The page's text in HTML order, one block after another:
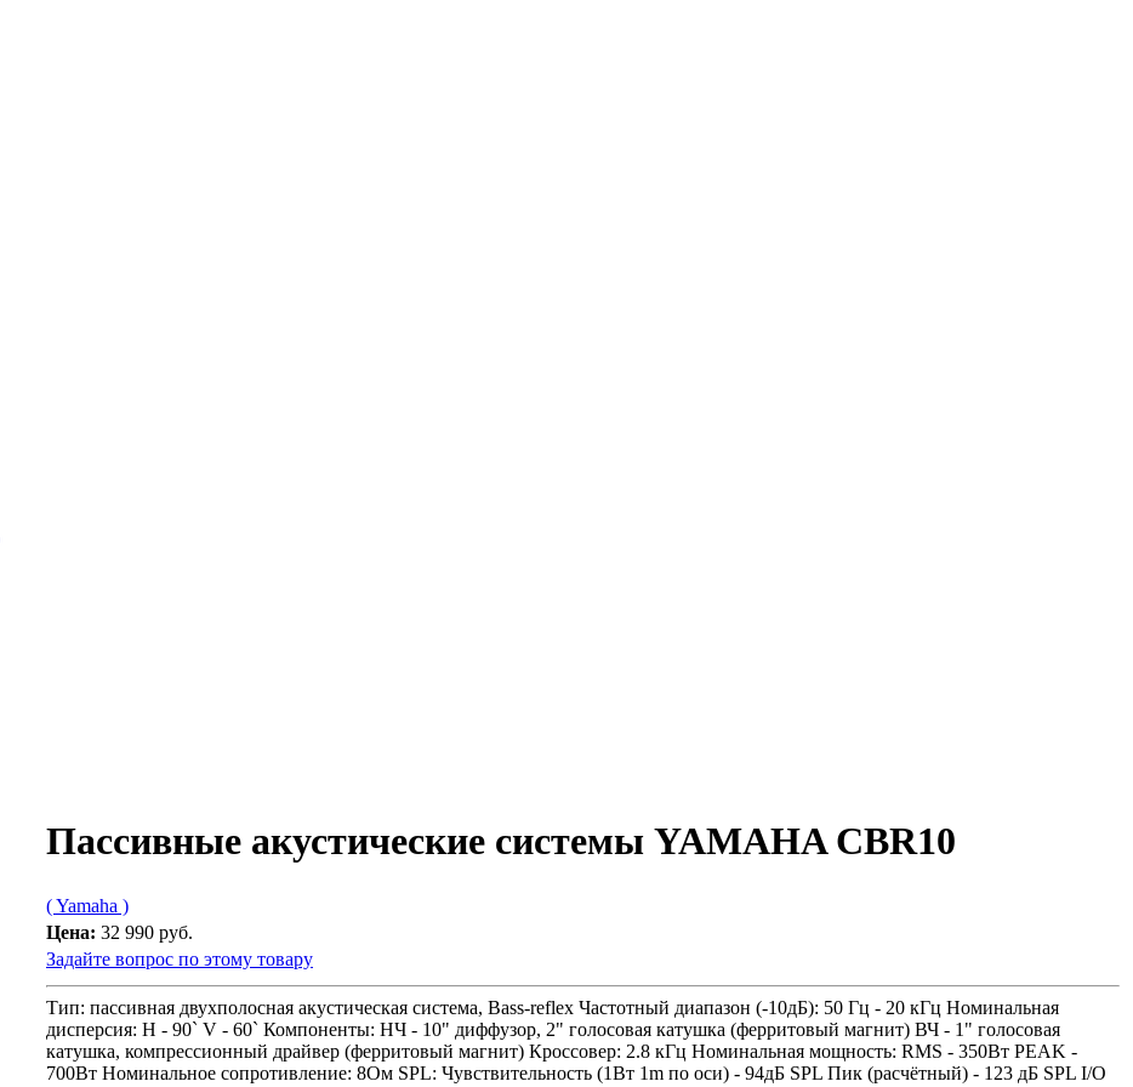
Пассивные акустические системы YAMAHA CBR10
( Yamaha )
Цена: 32 990 руб.
Задайте вопрос по этому товару
Тип: пассивная двухполосная акустическая система, Bass-reflex Частотный диапазон (-10дБ): 50 Гц - 20 кГц Номинальная
дисперсия: H - 90` V - 60` Компоненты: НЧ - 10" диффузор, 2" голосовая катушка (ферритовый магнит) ВЧ - 1" голосовая
катушка, компрессионный драйвер (ферритовый магнит) Кроссовер: 2.8 кГц Номинальная мощность: RMS - 350Вт PEAK -
700Вт Номинальное сопротивление: 8Ом SPL: Чувствительность (1Вт 1m по оси) - 94дБ SPL Пик (расчётный) - 123 дБ SPL I/O